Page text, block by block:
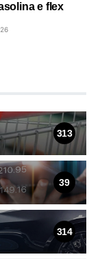
e flex
313
39
314